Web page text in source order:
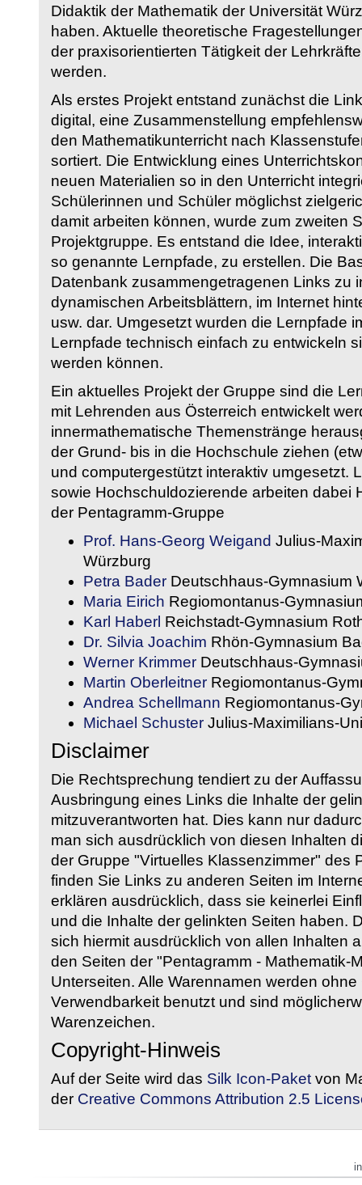
Didaktik der Mathematik der Universität
haben. Aktuelle theoretische
der praxisorientierten Tätigkeit der
werden.
Als erstes Projekt entstand zunächst die
digital, eine Zusammenstellung
den Mathematikunterricht nach
sortiert. Die Entwicklung eines
neuen Materialien so in den Unterricht
Schülerinnen und Schüler möglichst
damit arbeiten können, wurde zum zweiten
Projektgruppe. Es entstand die Idee,
so genannte Lernpfade, zu erstellen. Die
Datenbank zusammengetragenen Links zu
dynamischen Arbeitsblättern, im Internet
usw. dar. Umgesetzt wurden die Lernpfade
Lernpfade technisch einfach zu entwickeln
werden können.
Ein aktuelles Projekt der Gruppe sind die
mit Lehrenden aus Österreich entwickelt
innermathematische Themenstränge
der Grund- bis in die Hochschule ziehen
und computergestützt interaktiv umgesetzt.
sowie Hochschuldozierende arbeiten dabei
der Pentagramm-Gruppe
Prof. Hans-Georg Weigand Julius-
Würzburg
Petra Bader Deutschhaus-Gymnasium
Maria Eirich Regiomontanus-
Karl Haberl Reichstadt-Gymnasium
Dr. Silvia Joachim Rhön-Gymnasium
Werner Krimmer Deutschhaus-
Martin Oberleitner Regiomontanus-
Andrea Schellmann Regiomontanus-
Michael Schuster Julius-Maximilians-
Disclaimer
Die Rechtsprechung tendiert zu der
Ausbringung eines Links die Inhalte der
mitzuverantworten hat. Dies kann nur
man sich ausdrücklich von diesen Inhalten
der Gruppe "Virtuelles Klassenzimmer" des
finden Sie Links zu anderen Seiten im
erklären ausdrücklich, dass sie keinerlei
und die Inhalte der gelinkten Seiten haben.
sich hiermit ausdrücklich von allen Inhalten
den Seiten der "Pentagramm - Mathematik-
Unterseiten. Alle Warennamen werden
Verwendbarkeit benutzt und sind
Warenzeichen.
Copyright-Hinweis
Auf der Seite wird das Silk Icon-Paket von
der Creative Commons Attribution 2.5